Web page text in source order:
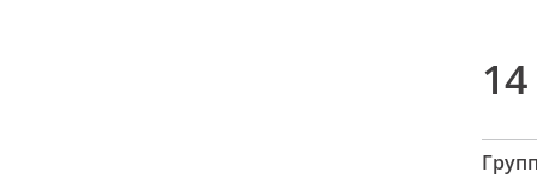
14